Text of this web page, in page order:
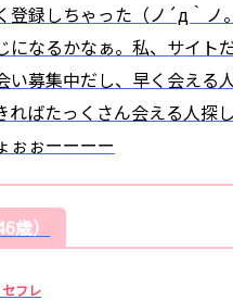
登録しちゃった（ノ´д｀ノ
になるかなぁ。私、サイト
い募集中だし、早く会える
ればたっくさん会える人探
ぉぉーーーー
歳）
フレ